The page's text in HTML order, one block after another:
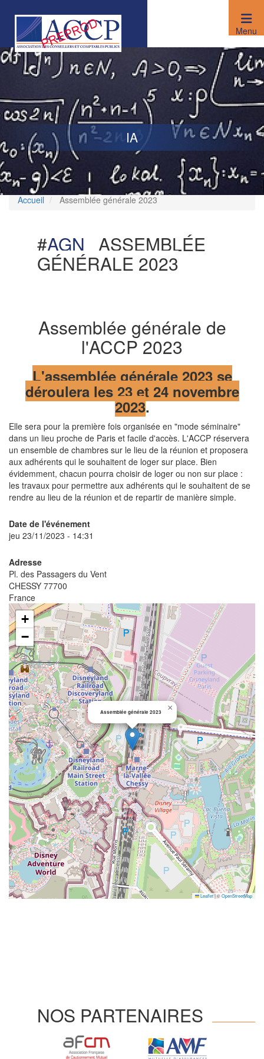
contenu
principal
IA
Menu
Accueil Assemblée générale 2023
#AGN ASSEMBLÉE
GÉNÉRALE 2023
Assemblée générale de
l'ACCP 2023
L'assemblée générale 2023 se
déroulera les 23 et 24 novembre
2023.
Elle sera pour la première fois organisée en "mode séminaire"
dans un lieu proche de Paris et facile d'accès. L'ACCP réservera
un ensemble de chambres sur le lieu de la réunion et proposera
aux adhérents qui le souhaitent de loger sur place. Bien
évidemment, chacun pourra choisir de loger ou non sur place :
les travaux pour permettre aux adhérents qui le souhaitent de se
rendre au lieu de la réunion et de repartir de manière simple.
Date de l'événement
jeu 23/11/2023 - 14:31
Adresse
Pl. des Passagers du Vent
CHESSY 77700
France
Assemblée générale 2023 ×
+
−
Leaflet|©OpenStreetMap
NOS PARTENAIRES